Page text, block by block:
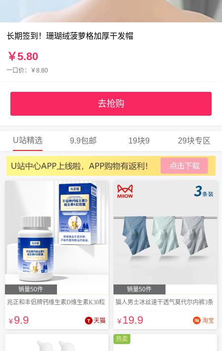
长期签到！珊瑚绒菠萝格加厚干发帽
￥5.80
一口价：￥8.80
去抢购
U站精选 9.9包邮 19块9 29块专区
销量50件
兆正和丰侣牌钙维生素D维生素K30粒
¥9.9 天猫
销量50件
猫人男士冰丝速干透气莫代尔内裤3条
¥19.9 淘宝
热卖